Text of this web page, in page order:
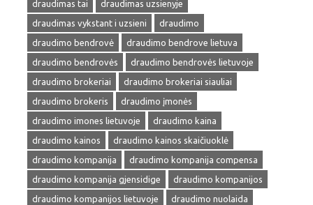
draudimas tai
draudimas uzsienyje
draudimas vykstant i uzsieni
draudimo
draudimo bendrovė
draudimo bendrove lietuva
draudimo bendrovės
draudimo bendrovės lietuvoje
draudimo brokeriai
draudimo brokeriai siauliai
draudimo brokeris
draudimo įmonės
draudimo imones lietuvoje
draudimo kaina
draudimo kainos
draudimo kainos skaičiuoklė
draudimo kompanija
draudimo kompanija compensa
draudimo kompanija gjensidige
draudimo kompanijos
draudimo kompanijos lietuvoje
draudimo nuolaida